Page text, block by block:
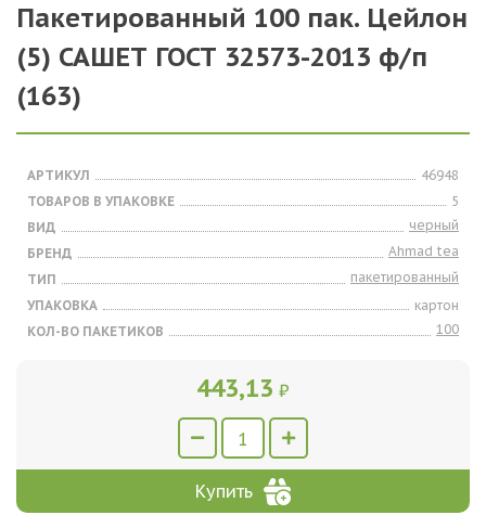
Пакетированный 100 пак. Цейлон
(5) САШЕТ ГОСТ 32573-2013 ф/п
(163)
АРТИКУЛ
46948
ТОВАРОВ В УПАКОВКЕ
5
ВИД
черный
БРЕНД
Ahmad tea
ТИП
пакетированный
УПАКОВКА
картон
КОЛ-ВО ПАКЕТИКОВ
100
443,13 ₽
Купить